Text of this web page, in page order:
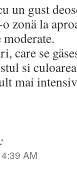
un gust
zonä la
care se
si
mai
AM